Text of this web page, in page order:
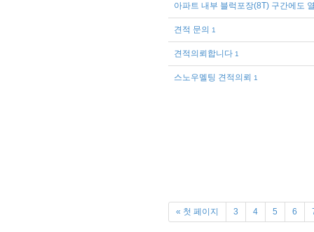
아파트 내부 블럭포장(8T) 구간에도
견적 문의 1
견적의뢰합니다 1
스노우멜팅 견적의뢰 1
« 첫 페이지 3 4 5 6